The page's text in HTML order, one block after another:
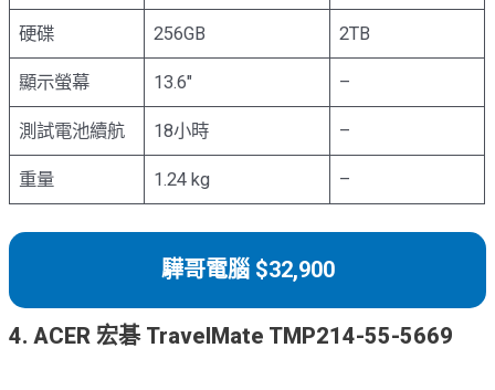
硬碟 256GB 2TB
顯示螢幕 13.6″ –
測試電池續航 18小時 –
重量 1.24 kg –
驊哥電腦 $32,900
4. ACER 宏碁 TravelMate TMP214-55-5669